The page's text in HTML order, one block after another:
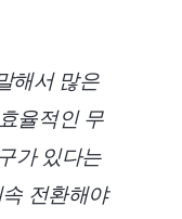
해서 많은
율적인 무
가 있다는
전환해야